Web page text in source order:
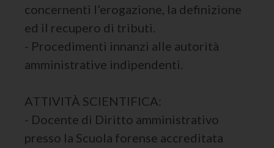
concernenti l’erogazione, la definizione
ed il recupero di tributi.
- Procedimenti innanzi alle autorità
amministrative indipendenti.
ATTIVITÀ SCIENTIFICA:
- Docente di Diritto amministrativo
presso la Scuola forense accreditata